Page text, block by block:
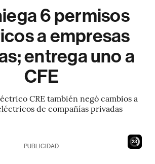
6 permisos
a empresas
entrega uno a
CFE
CRE también negó cambios a
de compañías privadas
22
PUBLICIDAD